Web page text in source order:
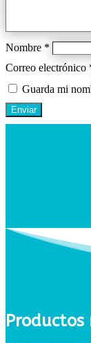
Nombre *
Correo electrónico
Guarda mi
Enviar
Productos